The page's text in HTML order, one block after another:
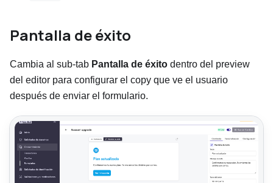
Pantalla de éxito
Cambia al sub-tab Pantalla de éxito dentro del preview
del editor para configurar el copy que ve el usuario
después de enviar el formulario.